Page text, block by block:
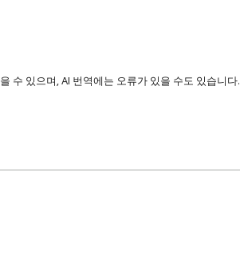
수 있으며, AI 번역에는 오류가 있을 수도 있습니다.